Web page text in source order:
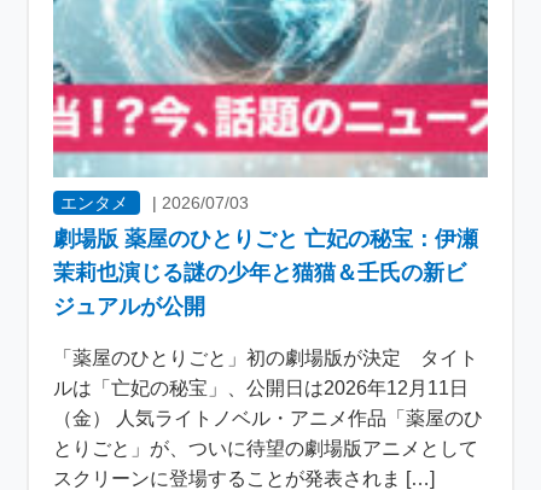
エンタメ | 2026/07/03
劇場版 薬屋のひとりごと 亡妃の秘宝：伊瀬
茉莉也演じる謎の少年と猫猫＆壬氏の新ビ
ジュアルが公開
「薬屋のひとりごと」初の劇場版が決定 タイト
ルは「亡妃の秘宝」、公開日は2026年12月11日
（金） 人気ライトノベル・アニメ作品「薬屋のひ
とりごと」が、ついに待望の劇場版アニメとして
スクリーンに登場することが発表されま […]